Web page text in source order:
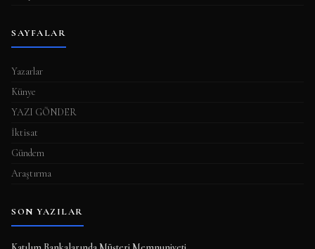
SAYFALAR
Yazarlar
Künye
YAZI GÖNDER
İktisat
Gündem
Araştırma
SON YAZILAR